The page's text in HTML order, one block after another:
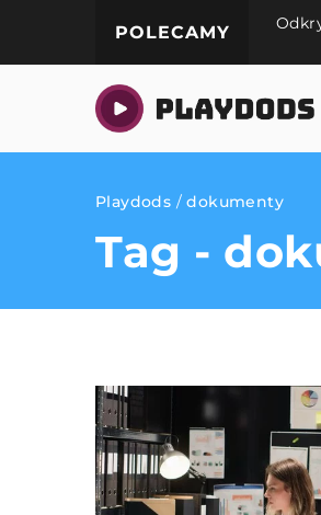
POLECAMY
Playdods /dokumenty
Tag -